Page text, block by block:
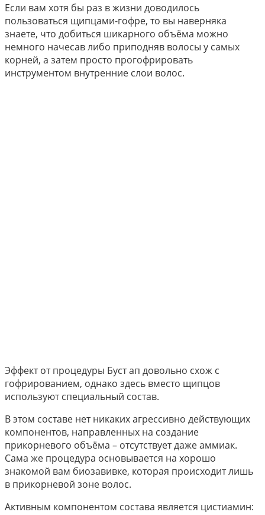
Если вам хотя бы раз в жизни доводилось
пользоваться щипцами-гофре, то вы наверняка
знаете, что добиться шикарного объёма можно
немного начесав либо приподняв волосы у самых
корней, а затем просто прогофрировать
инструментом внутренние слои волос.
Эффект от процедуры Буст ап довольно схож с
гофрированием, однако здесь вместо щипцов
используют специальный состав.
В этом составе нет никаких агрессивно действующих
компонентов, направленных на создание
прикорневого объёма – отсутствует даже аммиак.
Сама же процедура основывается на хорошо
знакомой вам биозавивке, которая происходит лишь
в прикорневой зоне волос.
Активным компонентом состава является цистиамин: